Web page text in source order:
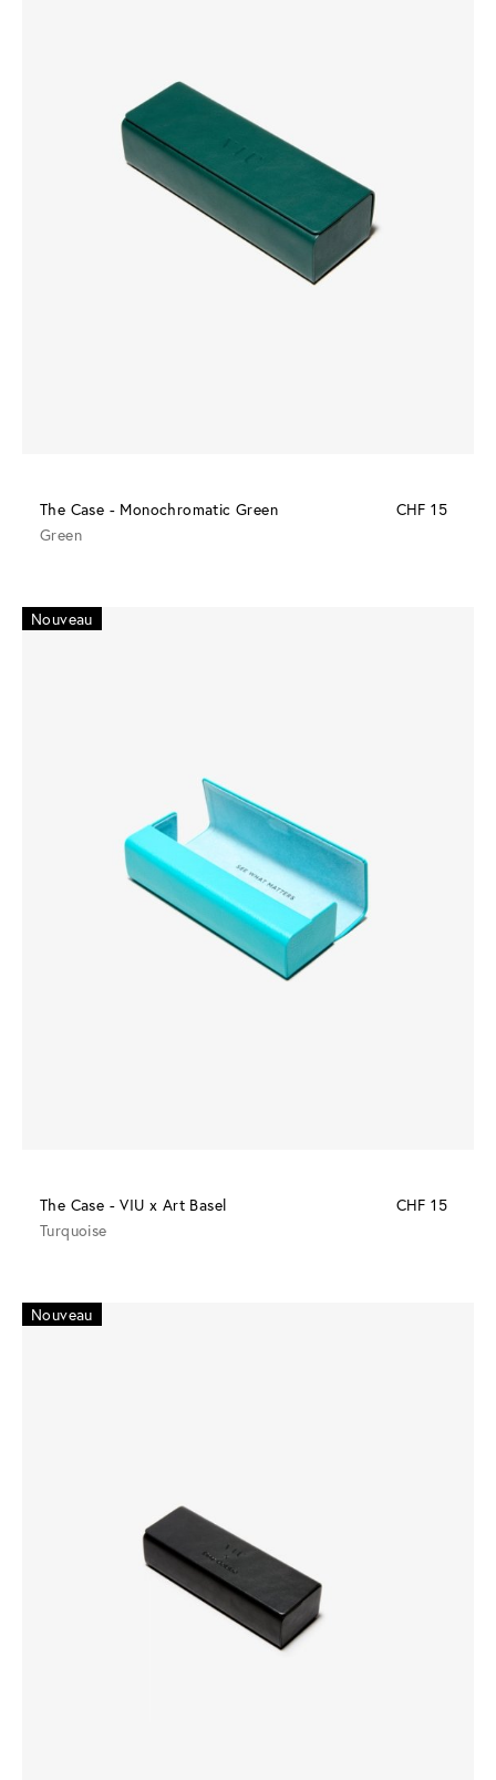
The Case - Monochromatic Green
CHF 15
Green
Nouveau
The Case - VIU x Art Basel
CHF 15
Turquoise
Nouveau